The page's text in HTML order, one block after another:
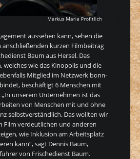
Markus Maria Profitlich
aussehen kann, sehen die
anschließenden kurzen Filmbeitrag
Baum aus Hersel. Das
welches wie das Kinopolis und die
Mitglied im Netzwerk bonn-
beschäftigt 6 Menschen mit
„In unserem Unternehmen ist das
von Menschen mit und ohne
selbstverständlich. Das wollten wir
Film verdeutlichen und anderen
wie Inklusion am Arbeitsplatz
kann“, sagt Dennis Baum,
von Frischedienst Baum.